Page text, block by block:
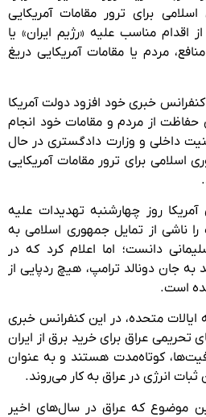
برای ترور مقامات آمریکایی
اقدام مناسب علیه «رژیم ایران» یا
مردم یا مقامات آمریکایی دریغ
خبری خود افزود دولت آمریکا
حفاظت از مردم و مقامات خود انجام
داخلی و وزارت دادگستری در حال
اسلامی برای ترور مقامات آمریکایی
روز چهارشنبه تهدیدات علیه
ناشی از تمایل جمهوری اسلامی به
دانست؛ اما اعلام کرد که در
جان دونالد ترامپ، هیچ ردپایی از
است.
متحده، در این کنفرانس خبری
عراق برای خرید برق از ایران
کوتاه‌مدت هستند و به عنوان
انرژی در عراق به کار می‌روند.
موضوع که عراق در سال‌های اخیر